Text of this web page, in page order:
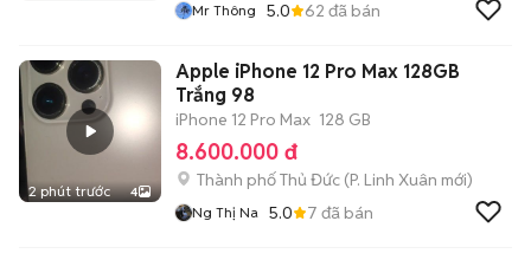
Mr Thông 5.0 62 đã bán
2 phút trước 4
Apple iPhone 12 Pro Max 128GB
Trắng 98
iPhone 12 Pro Max 128 GB
8.600.000 đ
Thành phố Thủ Đức (P. Linh Xuân mới)
Ng Thị Na 5.0 7 đã bán